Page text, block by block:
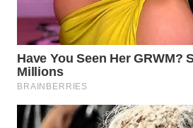
NEWS
WAHANA
TANI
WAHANA
ADVOKAT